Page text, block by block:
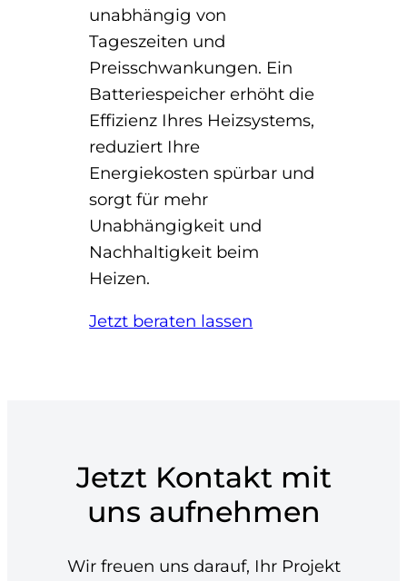
unabhängig von
Tageszeiten und
Preisschwankungen. Ein
Batteriespeicher erhöht die
Effizienz Ihres Heizsystems,
reduziert Ihre
Energiekosten spürbar und
sorgt für mehr
Unabhängigkeit und
Nachhaltigkeit beim
Heizen.
Jetzt beraten lassen
Jetzt Kontakt mit
uns aufnehmen
Wir freuen uns darauf, Ihr Projekt